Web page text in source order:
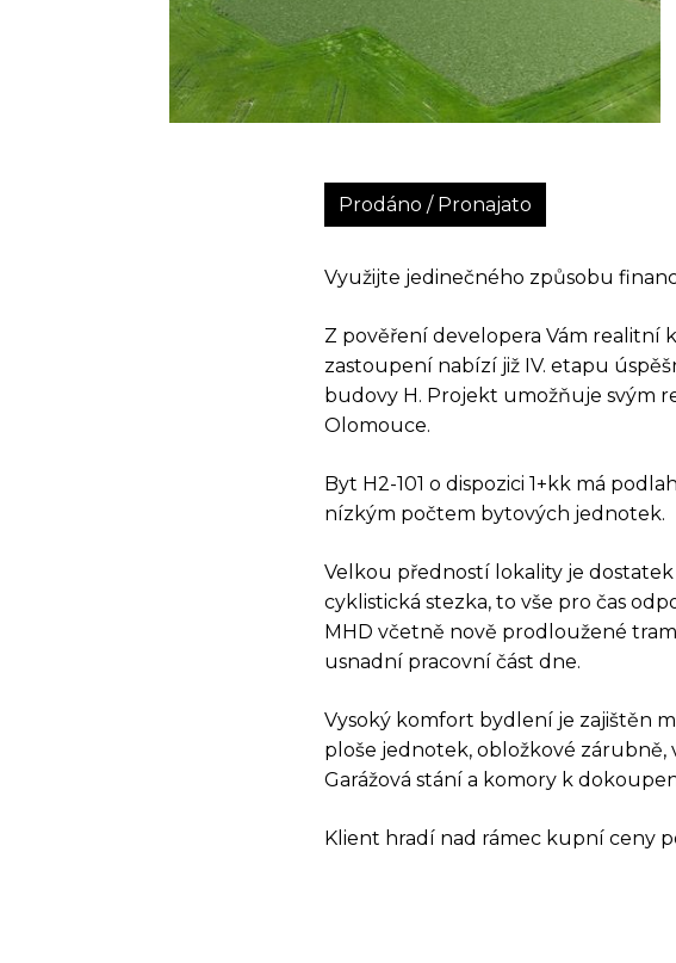
Prodáno / Pronajato
Využijte jedinečného způsobu
Z pověření developera Vám realitní
zastoupení nabízí již IV. etapu
budovy H. Projekt umožňuje svým
Olomouce.
Byt H2-101 o dispozici 1+kk má
nízkým počtem bytových jednotek.
Velkou předností lokality je
cyklistická stezka, to vše pro čas
MHD včetně nově prodloužené
usnadní pracovní část dne.
Vysoký komfort bydlení je zajištěn
ploše jednotek, obložkové zárubně,
Garážová stání a komory k
Klient hradí nad rámec kupní ceny
DOTAZ K